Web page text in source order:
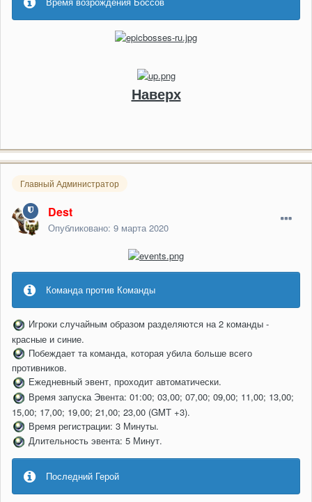
Наверх
Главный Администратор
Dest
Опубликовано: 9 марта 2020
Команда против Команды
Игроки случайным образом разделяются на 2 команды -
красные и синие.
Побеждает та команда, которая убила больше всего
противников.
Ежедневный эвент, проходит автоматически.
Время запуска Эвента: 01:00; 03,00; 07,00; 09,00; 11,00; 13,00;
15,00; 17,00; 19,00; 21,00; 23,00 (GMT +3).
Время регистрации: 3 Минуты.
Длительность эвента: 5 Минут.
Последний Герой